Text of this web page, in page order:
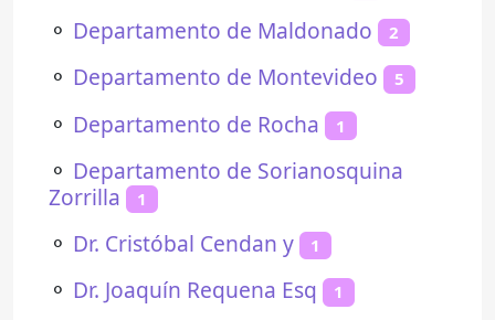
⚬ Departamento de Maldonado 2
⚬ Departamento de Montevideo 5
⚬ Departamento de Rocha 1
⚬ Departamento de Sorianosquina
Zorrilla
1
⚬ Dr. Cristóbal Cendan y 1
⚬ Dr. Joaquín Requena Esq 1